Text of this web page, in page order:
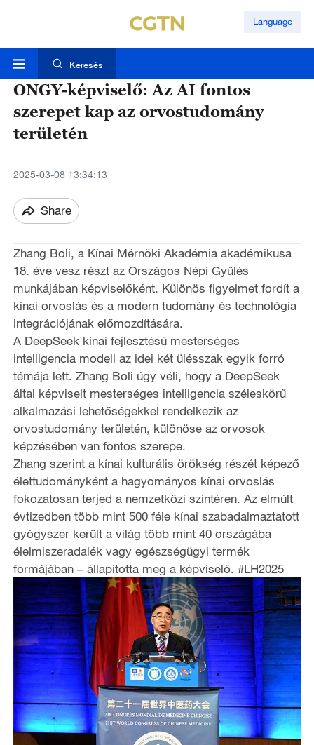
Language
Keresés
ONGY-képviselő: Az AI fontos
szerepet kap az orvostudomány
területén
2025-03-08 13:34:13
Share
Zhang Boli, a Kínai Mérnöki Akadémia akadémikusa
18. éve vesz részt az Országos Népi Gyűlés
munkájában képviselőként. Különös figyelmet fordít a
kínai orvoslás és a modern tudomány és technológia
integrációjának előmozdítására.
A DeepSeek kínai fejlesztésű mesterséges
intelligencia modell az idei két ülésszak egyik forró
témája lett. Zhang Boli úgy véli, hogy a DeepSeek
által képviselt mesterséges intelligencia széleskörű
alkalmazási lehetőségekkel rendelkezik az
orvostudomány területén, különöse az orvosok
képzésében van fontos szerepe.
Zhang szerint a kínai kulturális örökség részét képező
élettudományként a hagyományos kínai orvoslás
fokozatosan terjed a nemzetközi színtéren. Az elmúlt
évtizedben több mint 500 féle kínai szabadalmaztatott
gyógyszer került a világ több mint 40 országába
élelmiszeradalék vagy egészségügyi termék
formájában – állapította meg a képviselő. #LH2025